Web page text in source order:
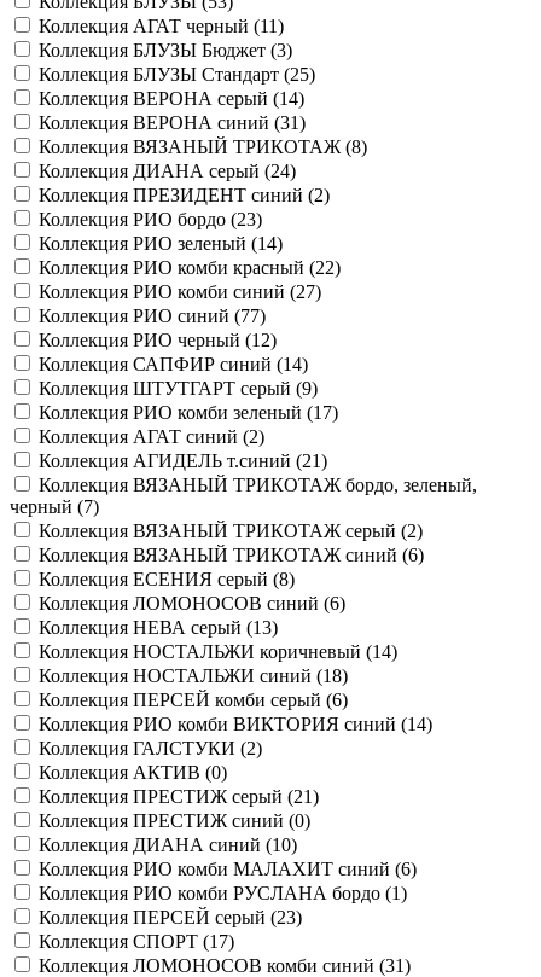
Коллекция АГАТ черный (11)
Коллекция БЛУЗЫ Бюджет (3)
Коллекция БЛУЗЫ Стандарт (25)
Коллекция ВЕРОНА серый (14)
Коллекция ВЕРОНА синий (31)
Коллекция ВЯЗАНЫЙ ТРИКОТАЖ (8)
Коллекция ДИАНА серый (24)
Коллекция ПРЕЗИДЕНТ синий (2)
Коллекция РИО бордо (23)
Коллекция РИО зеленый (14)
Коллекция РИО комби красный (22)
Коллекция РИО комби синий (27)
Коллекция РИО синий (77)
Коллекция РИО черный (12)
Коллекция САПФИР синий (14)
Коллекция ШТУТГАРТ серый (9)
Коллекция РИО комби зеленый (17)
Коллекция АГАТ синий (2)
Коллекция АГИДЕЛЬ т.синий (21)
Коллекция ВЯЗАНЫЙ ТРИКОТАЖ бордо, зеленый,
черный (7)
Коллекция ВЯЗАНЫЙ ТРИКОТАЖ серый (2)
Коллекция ВЯЗАНЫЙ ТРИКОТАЖ синий (6)
Коллекция ЕСЕНИЯ серый (8)
Коллекция ЛОМОНОСОВ синий (6)
Коллекция НЕВА серый (13)
Коллекция НОСТАЛЬЖИ коричневый (14)
Коллекция НОСТАЛЬЖИ синий (18)
Коллекция ПЕРСЕЙ комби серый (6)
Коллекция РИО комби ВИКТОРИЯ синий (14)
Коллекция ГАЛСТУКИ (2)
Коллекция АКТИВ (0)
Коллекция ПРЕСТИЖ серый (21)
Коллекция ПРЕСТИЖ синий (0)
Коллекция ДИАНА синий (10)
Коллекция РИО комби МАЛАХИТ синий (6)
Коллекция РИО комби РУСЛАНА бордо (1)
Коллекция ПЕРСЕЙ серый (23)
Коллекция СПОРТ (17)
Коллекция ЛОМОНОСОВ комби синий (31)